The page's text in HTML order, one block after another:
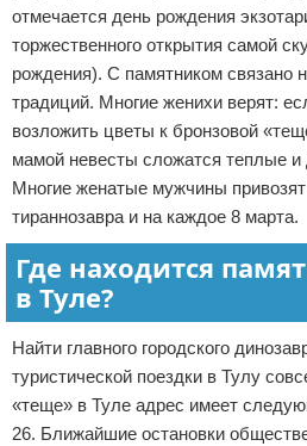
отмечается день рождения
торжественного открытия самой
рождения). С памятником связано
традиций. Многие женихи верят:
возложить цветы к бронзовой
мамой невесты сложатся теплые
Многие женатые мужчины
тираннозавра и на каждое 8 марта.
Где находится
в Туле?
Найти главного городского
туристической поездки в Тулу
«теще» в Туле адрес имеет
26. Ближайшие остановки